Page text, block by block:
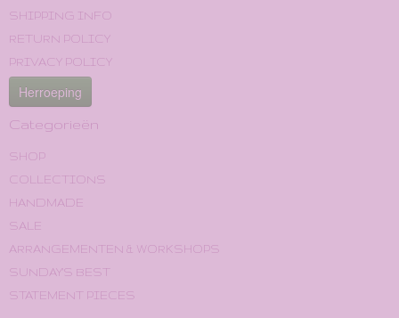
SHIPPING INFO
RETURN POLICY
PRIVACY POLICY
Herroeping
Categorieën
SHOP
COLLECTIONS
HANDMADE
SALE
ARRANGEMENTEN & WORKSHOPS
SUNDAY'S BEST
STATEMENT PIECES